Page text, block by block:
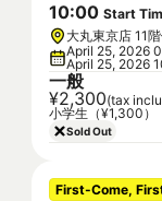
10:00 Start
大丸東京店 11
April 25, 2026
April 25, 2026
一般
¥2,300(tax
小学生（¥1,300）
Sold Out
First-Come,